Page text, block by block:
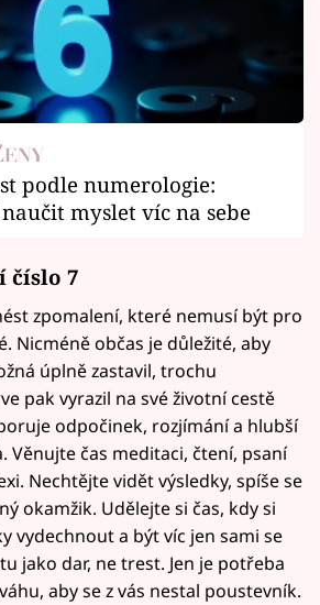
podle numerologie:
myslet víc na sebe
číslo 7
zpomalení, které nemusí být pro
Nicméně občas je důležité, aby
úplně zastavil, trochu
pak vyrazil na své životní cestě
odpočinek, rozjímání a hlubší
Věnujte čas meditaci, čtení, psaní
Nechtějte vidět výsledky, spíše se
okamžik. Udělejte si čas, kdy si
vydechnout a být víc jen sami se
jako dar, ne trest. Jen je potřeba
aby se z vás nestal poustevník.